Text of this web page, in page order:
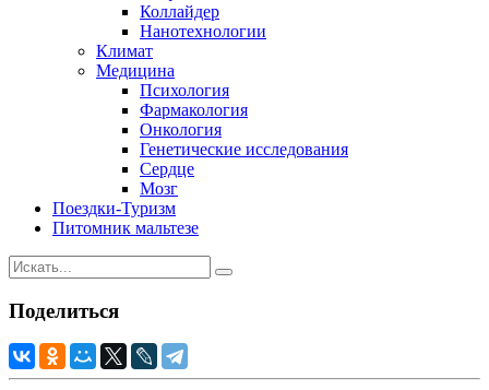
Коллайдер
Нанотехнологии
Климат
Медицина
Психология
Фармакология
Онкология
Генетические исследования
Сердце
Мозг
Поездки-Туризм
Питомник мальтезе
Поделиться